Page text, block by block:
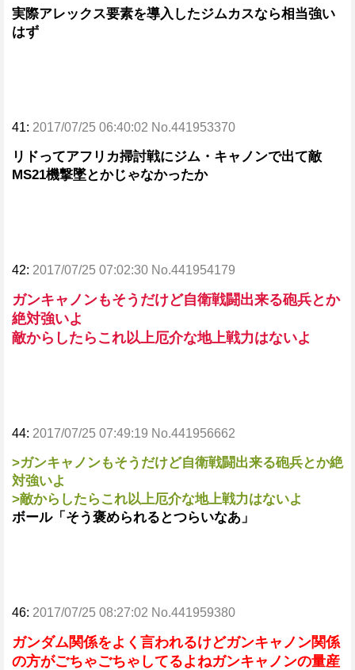
実際アレックス要素を導入したジムカスなら相当強い
はず
41: 2017/07/25 06:40:02 No.441953370
リドってアフリカ掃討戦にジム・キャノンで出て敵
MS21機撃墜とかじゃなかったか
42: 2017/07/25 07:02:30 No.441954179
ガンキャノンもそうだけど自衛戦闘出来る砲兵とか
絶対強いよ
敵からしたらこれ以上厄介な地上戦力はないよ
44: 2017/07/25 07:49:19 No.441956662
>ガンキャノンもそうだけど自衛戦闘出来る砲兵とか絶
対強いよ
>敵からしたらこれ以上厄介な地上戦力はないよ
ボール「そう褒められるとつらいなあ」
46: 2017/07/25 08:27:02 No.441959380
ガンダム関係をよく言われるけどガンキャノン関係
の方がごちゃごちゃしてるよねガンキャノンの量産